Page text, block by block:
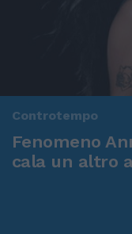
Controtempo
Fenomeno
cala un altro